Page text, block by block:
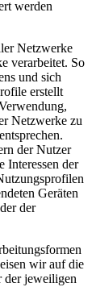
werden
Netzwerke
verarbeitet. So
und sich
erstellt
Netzwerke zu
der Nutzer
Interessen der
Geräten
der
wir auf die
der jeweiligen